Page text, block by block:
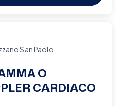
San Paolo
O
CARDIACO